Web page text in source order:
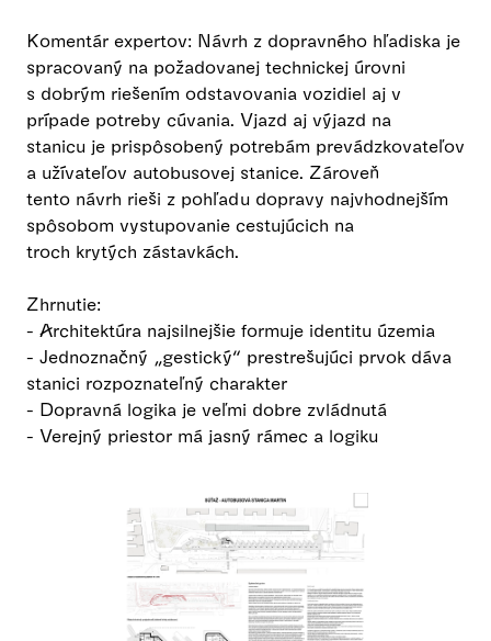
Komentár expertov: Návrh z dopravného hľadiska je
spracovaný na požadovanej technickej úrovni
s dobrým riešením odstavovania vozidiel aj v
prípade potreby cúvania. Vjazd aj výjazd na
stanicu je prispôsobený potrebám prevádzkovateľov
a užívateľov autobusovej stanice. Zároveň
tento návrh rieši z pohľadu dopravy najvhodnejším
spôsobom vystupovanie cestujúcich na
troch krytých zástavkách.
Zhrnutie:
- Architektúra najsilnejšie formuje identitu územia
- Jednoznačný „gestický“ prestrešujúci prvok dáva
stanici rozpoznateľný charakter
- Dopravná logika je veľmi dobre zvládnutá
- Verejný priestor má jasný rámec a logiku